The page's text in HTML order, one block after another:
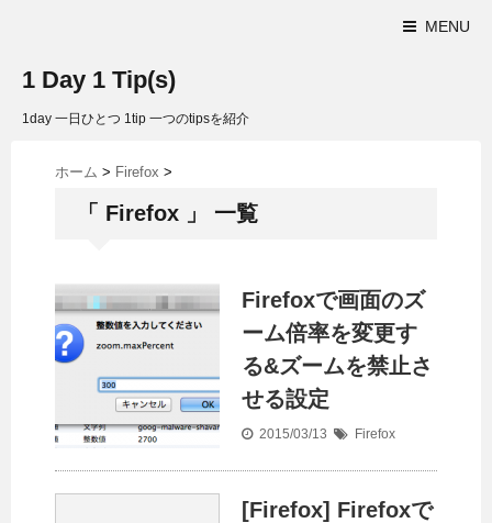
MENU
1 Day 1 Tip(s)
1day 一日ひとつ 1tip 一つのtipsを紹介
ホーム > Firefox >
「 Firefox 」 一覧
Firefoxで画面のズ
ーム倍率を変更す
る&ズームを禁止さ
せる設定
2015/03/13 Firefox
[Firefox] Firefoxで